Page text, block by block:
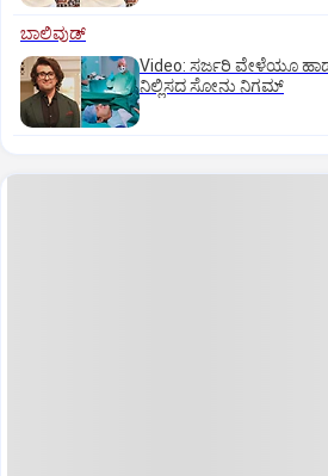
ಬಾಲಿವುಡ್‌
‌Video: ಸರ್ಜರಿ ವೇಳೆಯೂ
ನಿಲ್ಲಿಸದ ಸೋನು ನಿಗಮ್